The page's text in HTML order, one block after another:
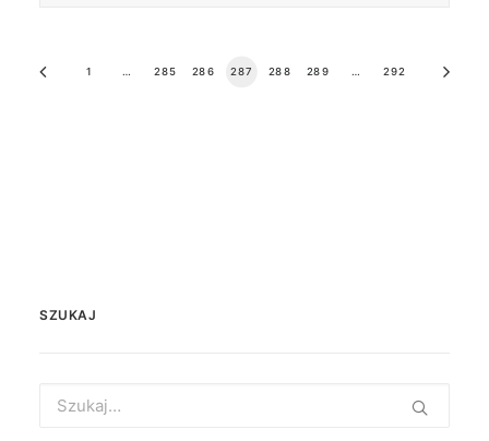
1 … 285 286 287 288 289 … 292
SZUKAJ
for: